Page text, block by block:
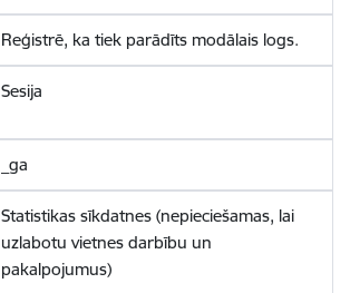
Reģistrē, ka tiek parādīts modālais logs.
Sesija
_ga
Statistikas sīkdatnes (nepieciešamas, lai
uzlabotu vietnes darbību un
pakalpojumus)